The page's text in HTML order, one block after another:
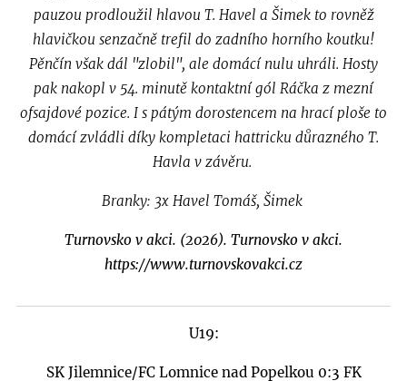
pauzou prodloužil hlavou T. Havel a Šimek to rovněž
hlavičkou senzačně trefil do zadního horního koutku!
Pěnčín však dál "zlobil", ale domácí nulu uhráli. Hosty
pak nakopl v 54. minutě kontaktní gól Ráčka z mezní
ofsajdové pozice. I s pátým dorostencem na hrací ploše to
domácí zvládli díky kompletaci hattricku důrazného T.
Havla v závěru.
Branky: 3x Havel Tomáš, Šimek
Turnovsko v akci. (2026). Turnovsko v akci.
https://www.turnovskovakci.cz
U19:
SK Jilemnice/FC Lomnice nad Popelkou 0:3 FK